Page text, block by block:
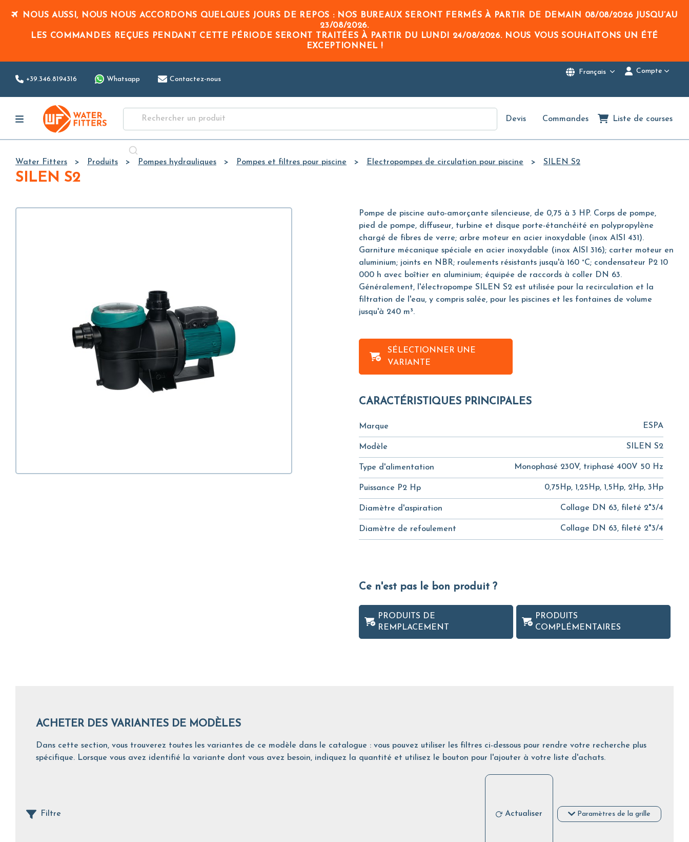
Main
Content
NOUS AUSSI, NOUS NOUS ACCORDONS QUELQUES JOURS DE REPOS : NOS BUREAUX SERONT FERMÉS À PARTIR DE DEMAIN 08/08/2026JUSQU’AU
23/08/2026.
LES COMMANDES REÇUES PENDANT CETTE PÉRIODE SERONT TRAITÉES À PARTIR DU LUNDI 24/08/2026. NOUS VOUS SOUHAITONS UN ÉTÉ
EXCEPTIONNEL !
+39.346.8194316 Whatsapp Contactez-nous
Français Compte
Devis Commandes Liste de courses
Water Fitters Produits Pompes hydrauliques Pompes et filtres pour piscine Electropompes de circulation pour piscine SILEN S2
SILEN S2
Pompe de piscine auto-amorçante silencieuse, de 0,75 à 3 HP. Corps de pompe,
pied de pompe, diffuseur, turbine et disque porte-étanchéité en polypropylène
chargé de fibres de verre; arbre moteur en acier inoxydable (inox AISI 431).
Garniture mécanique spéciale en acier inoxydable (inox AISI 316); carter moteur en
aluminium; joints en NBR; roulements résistants jusqu'à 160 °C; condensateur P2 10
000 h avec boîtier en aluminium; équipée de raccords à coller DN 63.
Généralement, l'électropompe SILEN S2 est utilisée pour la recirculation et la
filtration de l'eau, y compris salée, pour les piscines et les fontaines de volume
jusqu'à 240 m³.
SÉLECTIONNER UNE
VARIANTE
CARACTÉRISTIQUES PRINCIPALES
Marque ESPA
Modèle SILEN S2
Type d'alimentation Monophasé 230V, triphasé 400V 50 Hz
Puissance P2 Hp 0,75Hp, 1,25Hp, 1,5Hp, 2Hp, 3Hp
Diamètre d'aspiration Collage DN 63, fileté 2"3/4
Diamètre de refoulement Collage DN 63, fileté 2"3/4
Ce n'est pas le bon produit ?
PRODUITS DE
REMPLACEMENT
PRODUITS
COMPLÉMENTAIRES
ACHETER DES VARIANTES DE MODÈLES
Dans cette section, vous trouverez toutes les variantes de ce modèle dans le catalogue : vous pouvez utiliser les filtres ci-dessous pour rendre votre recherche plus
spécifique. Lorsque vous avez identifié la variante dont vous avez besoin, indiquez la quantité et utilisez le bouton pour l'ajouter à votre liste d'achats.
Filtre Actualiser Paramètres de la grille